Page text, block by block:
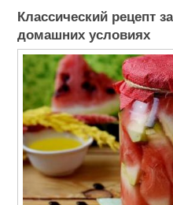
Классический рецепт
домашних условиях